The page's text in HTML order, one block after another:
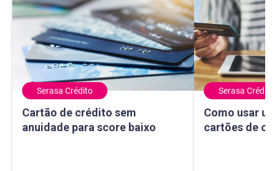
Serasa Crédito
Cartão de crédito sem
anuidade para score baixo
Cartão de crédito sem anuidade para score baixo
Serasa Crédito
Como usar
cartões de
Como usar um